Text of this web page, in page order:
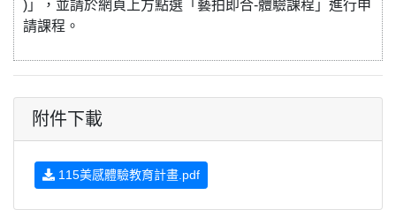
)」，並請於網頁上方點選「藝拍即合-體驗課程」進行申
請課程。
附件下載
115美感體驗教育計畫.pdf